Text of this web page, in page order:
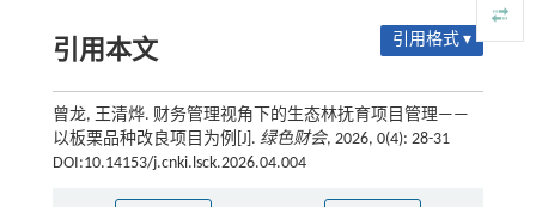
引用本文 引用格式 ▾
曾龙, 王清烨. 财务管理视角下的生态林抚育项目管理——
以板栗品种改良项目为例[J]. 绿色财会, 2026, 0(4): 28-31
DOI:10.14153/j.cnki.lsck.2026.04.004